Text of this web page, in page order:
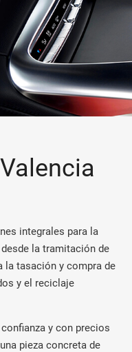
integrales para la
la tramitación de
la tasación y compra de
y el reciclaje
y con precios
pieza concreta de